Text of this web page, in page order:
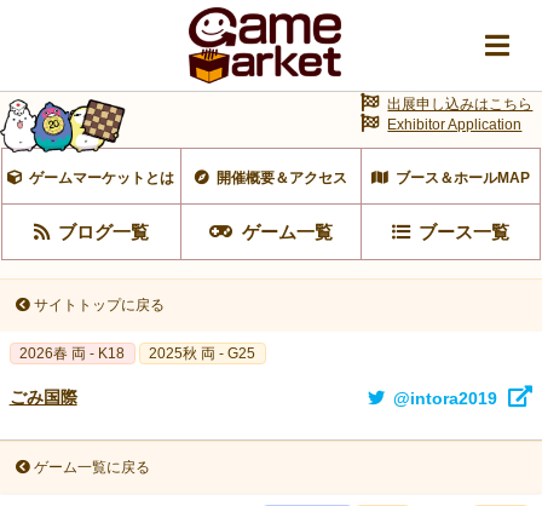
ゲームマーケットとは 開催概要＆アクセス ブース＆ホールMAP
ブログ一覧 ゲーム一覧 ブース一覧
出展申し込みはこちら
Exhibitor Application
サイトトップに戻る
2026春 両 - K18 2025秋 両 - G25
ごみ国際 @intora2019
ゲーム一覧に戻る